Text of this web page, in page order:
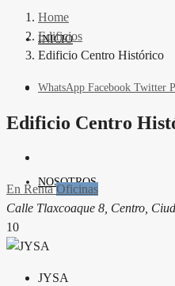
INICIO
NOSOTROS
Home
Edificios
Edificio Centro Histórico
WhatsApp Facebook Twitter
Edificio Centro
En RentaOficinas
Calle Tlaxcoaque 8, Centro,
10
JYSA